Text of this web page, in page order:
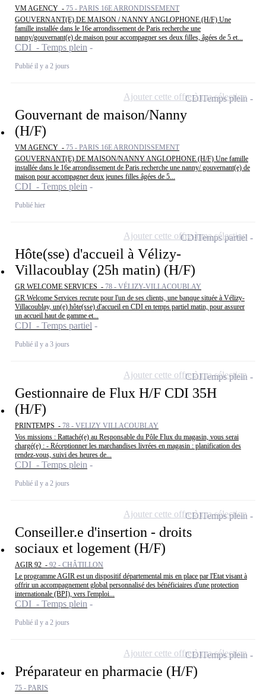
VM AGENCY - 75 - PARIS 16E ARRONDISSEMENT
GOUVERNANT(E) DE MAISON / NANNY ANGLOPHONE (H/F) Une
famille installée dans le 16e arrondissement de Paris recherche une
nanny/gouvernant(e) de maison pour accompagner ses deux filles, âgées de 5 et...
CDI - Temps plein
Publié il y a 2 jours
Gouvernant de maison/Nanny
(H/F)
VM AGENCY - 75 - PARIS 16E ARRONDISSEMENT
GOUVERNANT(E) DE MAISON/NANNY ANGLOPHONE (H/F) Une famille
installée dans le 16e arrondissement de Paris recherche une nanny/ gouvernant(e) de
maison pour accompagner deux jeunes filles âgées de 5...
CDI - Temps plein
Publié hier
CDITemps plein
Ajouter cette offre à ma sélection
Hôte(sse) d'accueil à Vélizy-
Villacoublay (25h matin) (H/F)
GR WELCOME SERVICES - 78 - VÉLIZY-VILLACOUBLAY
GR Welcome Services recrute pour l'un de ses clients, une banque située à Vélizy-
Villacoublay, un(e) hôte(sse) d'accueil en CDI en temps partiel matin, pour assurer
un accueil haut de gamme et...
CDI - Temps partiel
Publié il y a 3 jours
CDITemps partiel
Ajouter cette offre à ma sélection
Gestionnaire de Flux H/F CDI 35H
(H/F)
PRINTEMPS - 78 - VELIZY VILLACOUBLAY
Vos missions : Rattaché(e) au Responsable du Pôle Flux du magasin, vous serai
chargé(e) : - Réceptionner les marchandises livrées en magasin : planification des
rendez-vous, suivi des heures de...
CDI - Temps plein
Publié il y a 2 jours
CDITemps plein
Ajouter cette offre à ma sélection
Conseiller.e d'insertion - droits
sociaux et logement (H/F)
AGIR 92 - 92 - CHÂTILLON
Le programme AGIR est un dispositif départemental mis en place par l'Etat visant à
offrir un accompagnement global personnalisé des bénéficiaires d'une protection
internationale (BPI), vers l'emploi...
CDI - Temps plein
Publié il y a 2 jours
CDITemps plein
Ajouter cette offre à ma sélection
Préparateur en pharmacie (H/F)
75 - PARIS
CDITemps plein
Ajouter cette offre à ma sélection